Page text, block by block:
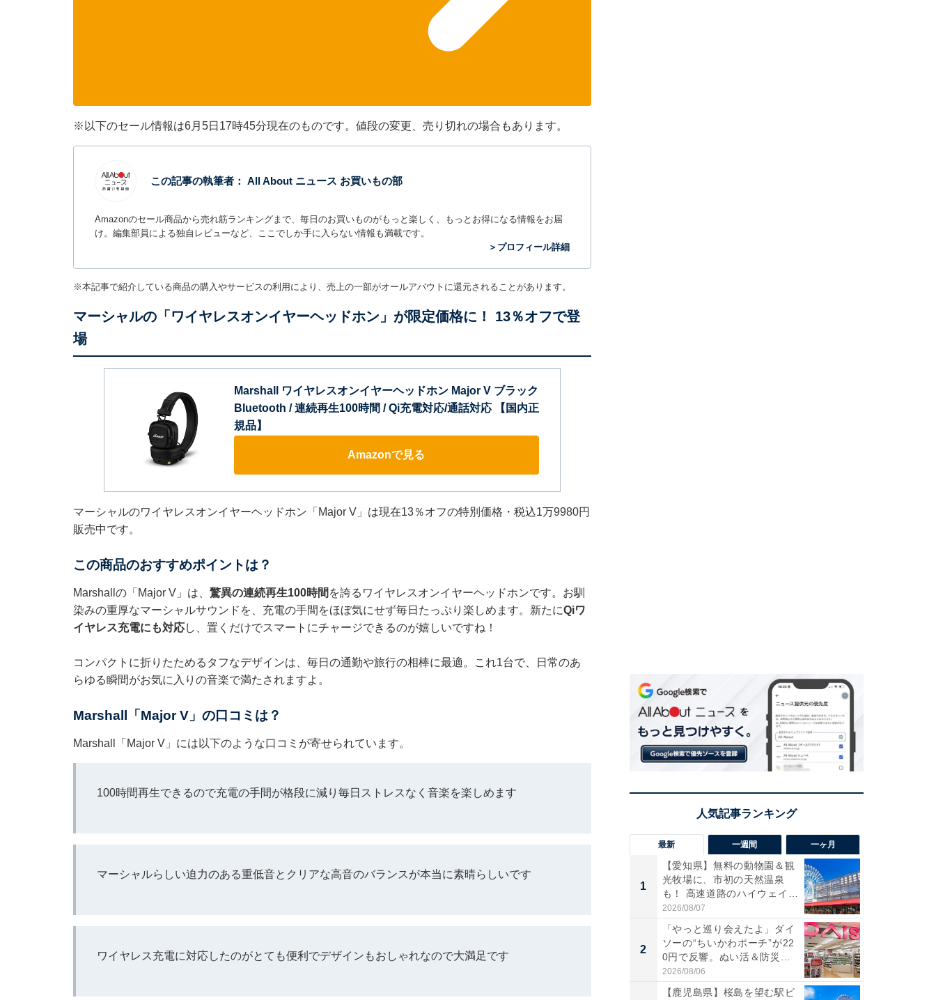
※以下のセール情報は6月5日17時45分現在のものです。値段の変更、売り切れの場合もあります。
この記事の執筆者： All About ニュース お買いもの部
Amazonのセール商品から売れ筋ランキングまで、毎日のお買いものがもっと楽しく、もっとお得になる情報をお届
け。編集部員による独自レビューなど、ここでしか手に入らない情報も満載です。
＞プロフィール詳細
※本記事で紹介している商品の購入やサービスの利用により、売上の一部がオールアバウトに還元されることがあります。
マーシャルの「ワイヤレスオンイヤーヘッドホン」が限定価格に！ 13％オフで登
場
Marshall ワイヤレスオンイヤーヘッドホン Major V ブラック
Bluetooth / 連続再生100時間 / Qi充電対応/通話対応 【国内正
規品】
Amazonで見る
マーシャルのワイヤレスオンイヤーヘッドホン「Major V」は現在13％オフの特別価格・税込1万9980円
販売中です。
この商品のおすすめポイントは？
Marshallの「Major V」は、 驚異の連続再生100時間 を誇るワイヤレスオンイヤーヘッドホンです。お馴
染みの重厚なマーシャルサウンドを、充電の手間をほぼ気にせず毎日たっぷり楽しめます。新たにQiワ
イヤレス充電にも対応し、置くだけでスマートにチャージできるのが嬉しいですね！
コンパクトに折りたためるタフなデザインは、毎日の通勤や旅行の相棒に最適。これ1台で、日常のあ
らゆる瞬間がお気に入りの音楽で満たされますよ。
Marshall「Major V」の口コミは？
Marshall「Major V」には以下のような口コミが寄せられています。
100時間再生できるので充電の手間が格段に減り毎日ストレスなく音楽を楽しめます
マーシャルらしい迫力のある重低音とクリアな高音のバランスが本当に素晴らしいです
ワイヤレス充電に対応したのがとても便利でデザインもおしゃれなので大満足です
最新 一週間 一ヶ月
1
【愛知県】無料の動物園＆観
光牧場に、市初の天然温泉
も！ 高速道路のハイウェイオ
ア...
2026/08/07
2
「やっと巡り会えたよ」ダイ
ソーの“ちいかわポーチ”が22
0円で反響。ぬい活＆防災...
2026/08/06
【鹿児島県】桜島を望む駅ビ